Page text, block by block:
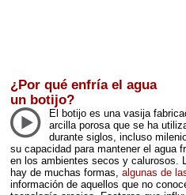
¿Por qué enfría el agua
un botijo?
El botijo es una vasija
arcilla porosa que se ha
durante siglos, incluso
su capacidad para mantener el agua
en los ambientes secos y calurosos.
hay de muchas formas, algunas de
información de aquellos que no